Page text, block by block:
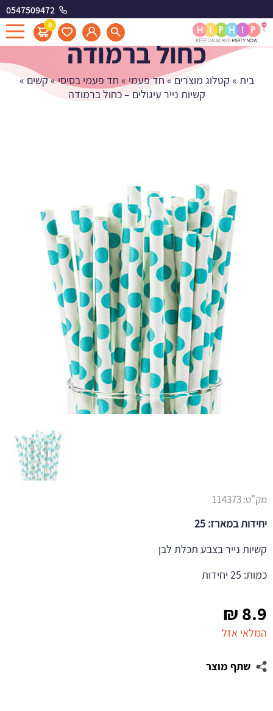
0547509472
0
קשיות נייר עיגולים -
כחול ברמודה
בית » קטלוג מוצרים »חד פעמי » חד פעמי בסיסי»קשים »
קשיות נייר עיגולים – כחול ברמודה
8.9
₪
המלאי אזל
שתף מוצר
מק"ט:114373
יחידות במארז: 25
קשיות נייר בצבע תכלת לבן
כמות: 25 יחידות